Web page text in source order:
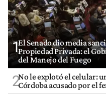
1El Senado dio media
Propiedad Privada: el
del Manejo del Fuego
2No le explotó el celular:
Córdoba acusado por el